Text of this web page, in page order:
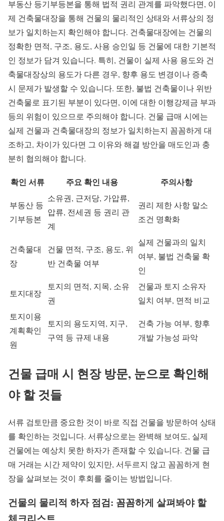
부동산 등기부등본을 통해 법적 권리 관계를 파악했다면, 이
제 건축물대장을 통해 건물의 물리적인 상태와 서류상의 정
보가 일치하는지 확인해야 합니다. 건축물대장에는 건물의
정확한 면적, 구조, 용도, 사용 승인일 등 건물에 대한 기본적
인 정보가 담겨 있습니다. 특히, 건물이 실제 사용 용도와 건
축물대장상의 용도가 다른 경우, 향후 용도 변경이나 증축
시 문제가 발생할 수 있습니다. 또한, 불법 건축물이나 위반
건축물로 표기된 부분이 있다면, 이에 대한 이행강제금 부과
등의 위험이 있으므로 주의해야 합니다. 건물 급매 시에는
실제 건물과 건축물대장의 정보가 일치하는지 꼼꼼하게 대
조하고, 차이가 있다면 그 이유와 해결 방안을 매도인과 충
분히 협의해야 합니다.
확인 서류 주요 확인 내용 주의사항
부동산 등
기부등본
소유권, 근저당, 가압류,
압류, 전세권 등 권리 관
계
권리 제한 사항 말소
조건 명확화
건축물대
장
건물 면적, 구조, 용도, 위
반 건축물 여부
실제 건물과의 일치
여부, 불법 건축물 확
인
토지대장
토지의 면적, 지목, 소유
권
건물과 토지 소유자
일치 여부, 면적 비교
토지이용
계획확인
원
토지의 용도지역, 지구,
구역 등 규제 내용
건축 가능 여부, 향후
개발 가능성 파악
건물 급매 시 현장 방문, 눈으로 확인해
야 할 것들
서류 검토만큼 중요한 것이 바로 직접 건물을 방문하여 상태
를 확인하는 것입니다. 서류상으로는 완벽해 보여도, 실제
건물에는 예상치 못한 하자가 존재할 수 있습니다. 건물 급
매 거래는 시간 제약이 있지만, 서두르지 않고 꼼꼼하게 현
장을 살펴보는 것이 후회를 줄이는 방법입니다.
건물의 물리적 하자 점검: 꼼꼼하게 살펴봐야 할